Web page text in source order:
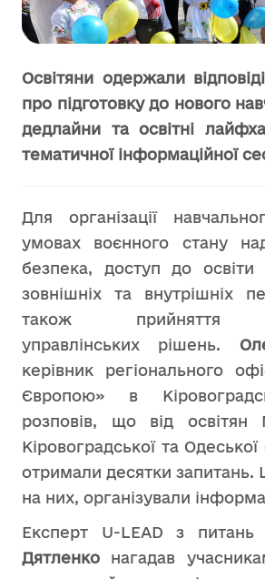
Освітяни одержали
про підготовку до нового
дедлайни та освітні
тематичної інформаційної
Для організації
умовах воєнного стану
безпека, доступ до освіти
зовнішніх та внутрішніх
також прийняття
управлінських рішень.
керівник регіонального
Європою» в
розповів, що від освітян
Кіровоградської та
отримали десятки запитань.
на них, організували
Експерт U-LEAD з питань
Дятленко нагадав